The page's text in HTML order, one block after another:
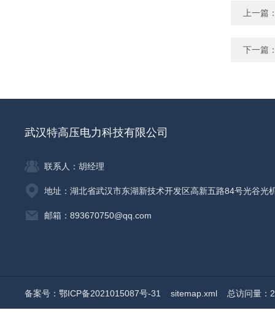
上一篇
下一篇
武汉特高压电力科技有限公司
联系人：胡经理
地址：湖北省武汉市东湖新技术开发区高新五路84号光谷光
邮箱：893670750@qq.com
备案号：鄂ICP备2021015087号-31 sitemap.xml 总访问量：